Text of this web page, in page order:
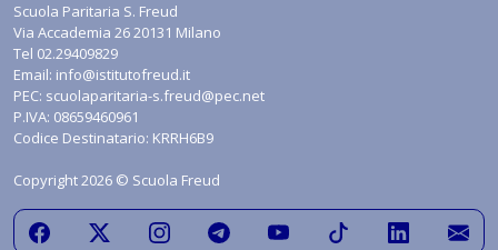
Scuola Paritaria S. Freud
Via Accademia 26 20131 Milano
Tel 02.29409829
Email: info@istitutofreud.it
PEC: scuolaparitaria-s.freud@pec.net
P.IVA: 08659460961
Codice Destinatario: KRRH6B9
Copyright 2026 © Scuola Freud